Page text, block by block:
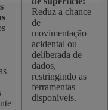
Reduz a chance
de
movimentação
acidental ou
deliberada de
dados,
restringindo as
ferramentas
disponíveis.